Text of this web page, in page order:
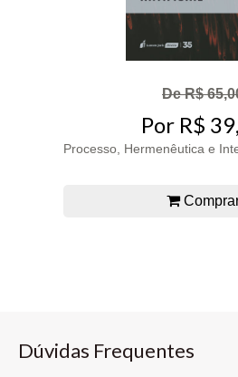
De R$
Por R$
Processo, Hermenêutica e
Dúvidas Frequentes